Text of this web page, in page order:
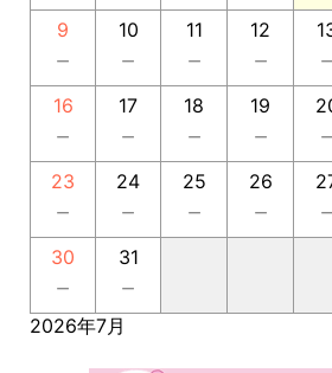
9
－
10
－
11
－
12
－ －
16
－
17
－
18
－
19
－ －
23
－
24
－
25
－
26
－ －
30
－
31
－
2026年7月